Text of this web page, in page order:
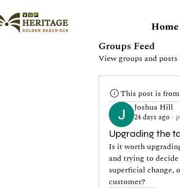
Home
Groups Feed
View groups and posts
This post is
Joshua Hill
24 days ago ·
Upgrading the
Is it worth
and trying to
superficial change,
customer?